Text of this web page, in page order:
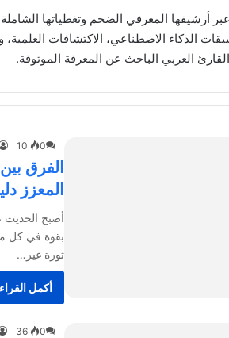
أرشيفها المعرفي الضخم وتغطياتها
الذكاء الاصطناعي، الاكتشافات العلمية،
العربي الباحث عن المعرفة الموثوقة.
0
الفرق
المعزز
أصبح الحديث
بقوة في كل
ثورة غير…
أكمل
0